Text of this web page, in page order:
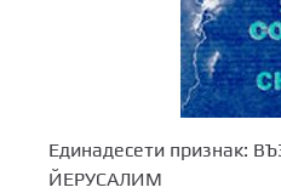
Единадесети признак:
ЙЕРУСАЛИМ